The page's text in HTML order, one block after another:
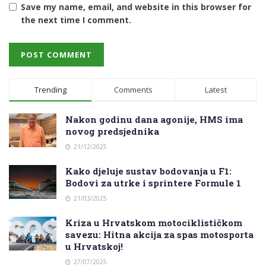
Save my name, email, and website in this browser for
the next time I comment.
Trending Comments Latest
Nakon godinu dana agonije, HMS ima
novog predsjednika
21/12/2025
Kako djeluje sustav bodovanja u F1:
Bodovi za utrke i sprintere Formule 1
21/03/2025
Kriza u Hrvatskom motociklističkom
savezu: Hitna akcija za spas motosporta
u Hrvatskoj!
27/07/2025